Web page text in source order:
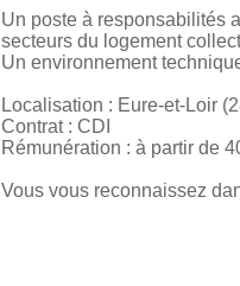
Un poste à responsabilités
secteurs du logement
Un environnement
Localisation : Eure-et-Loir
Contrat : CDI
Rémunération : à partir de
Vous vous reconnaissez